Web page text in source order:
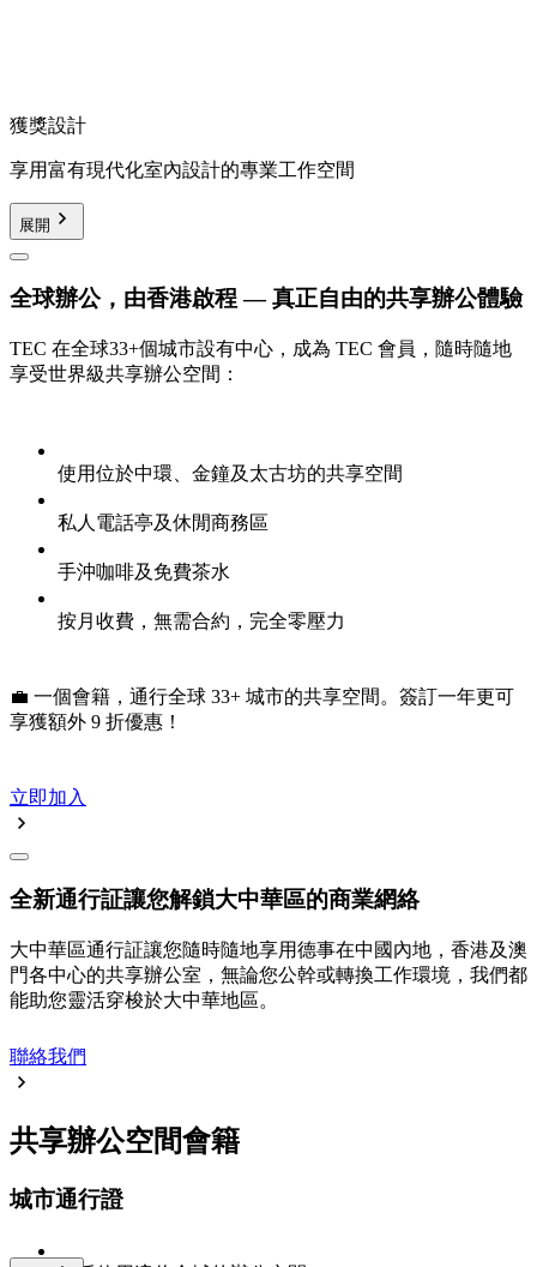
獲獎設計
享用富有現代化室內設計的專業工作空間
展開
全球辦公，由香港啟程 — 真正自由的共享辦公體驗
TEC 在全球33+個城市設有中心，成為 TEC 會員，隨時隨地
享受世界級共享辦公空間：
使用位於中環、金鐘及太古坊的共享空間
私人電話亭及休閒商務區
手沖咖啡及免費茶水
按月收費，無需合約，完全零壓力
💼 一個會籍，通行全球 33+ 城市的共享空間。簽訂一年更可
享獲額外 9 折優惠！
立即加入
全新通行証讓您解鎖大中華區的商業網絡
大中華區通行証讓您隨時隨地享用德事在中國內地，香港及澳
門各中心的共享辦公室，無論您公幹或轉換工作環境，我們都
能助您靈活穿梭於大中華地區。
聯絡我們
共享辦公空間會籍
城市通行證